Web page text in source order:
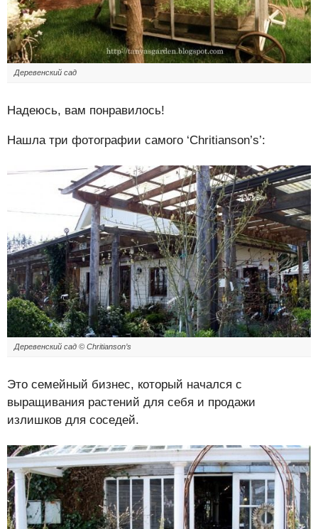
Деревенский сад
Надеюсь, вам понравилось!
Нашла три фотографии самого ‘Chritianson’s’:
Деревенский сад © Chritianson’s
Это семейный бизнес, который начался с
выращивания растений для себя и продажи
излишков для соседей.